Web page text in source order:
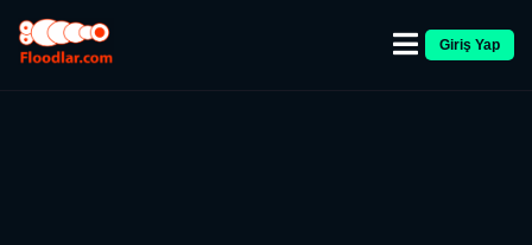
Giriş Yap